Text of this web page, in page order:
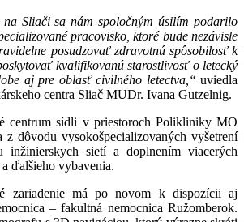
na Sliači sa nám spoločným úsilím podarilo
pracovisko, ktoré bude nezávisle
posudzovať zdravotnú spôsobilosť k
kvalifikovanú starostlivosť o letecký
aj pre oblasť civilného letectva,“ uviedla
centra Sliač MUDr. Ivana Gutzelnig.
centrum sídli v priestoroch Polikliniky MO
z dôvodu vysokošpecializovaných vyšetrení
inžinierskych sietí a doplnením viacerých
ďalšieho vybavenia.
zariadenie má po novom k dispozícii aj
– fakultná nemocnica Ružomberok.